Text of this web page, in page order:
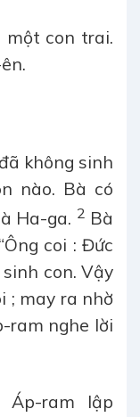
một con trai.
không sinh
nào. Bà có
Ha-ga. 2 Bà
coi : Đức
con. Vậy
; may ra nhờ
ram nghe lời
ram lập